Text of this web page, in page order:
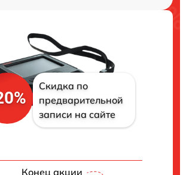
Скидка по
предварительной
записи на сайте
Конец акции